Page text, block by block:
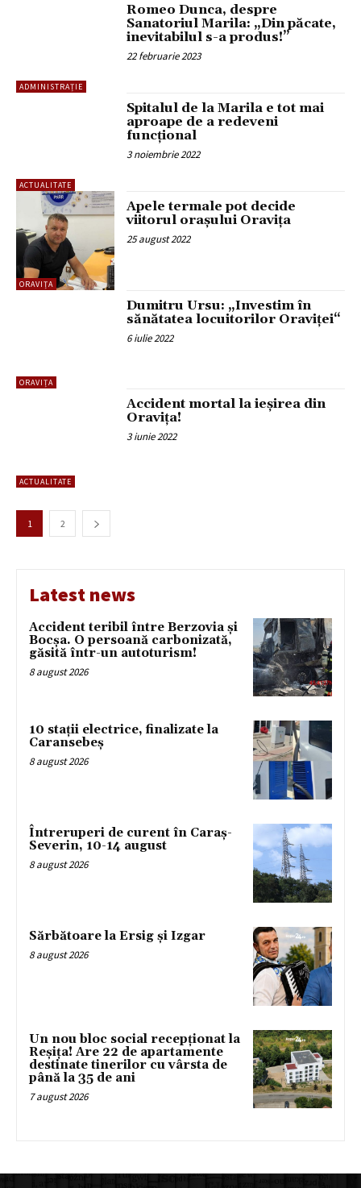
ADMINISTRAȚIE
Romeo Dunca, despre
Sanatoriul Marila: „Din păcate,
inevitabilul s-a produs!”
22 februarie 2023
ACTUALITATE
Spitalul de la Marila e tot mai
aproape de a redeveni
funcțional
3 noiembrie 2022
ORAVIȚA
Apele termale pot decide
viitorul orașului Oravița
25 august 2022
ORAVIȚA
Dumitru Ursu: „Investim în
sănătatea locuitorilor Oraviței“
6 iulie 2022
ACTUALITATE
Accident mortal la ieșirea din
Oravița!
3 iunie 2022
1 2
Latest news
Accident teribil între Berzovia și
Bocșa. O persoană carbonizată,
găsită într-un autoturism!
8 august 2026
10 stații electrice, finalizate la
Caransebeș
8 august 2026
Întreruperi de curent în Caraș-
Severin, 10-14 august
8 august 2026
Sărbătoare la Ersig și Izgar
8 august 2026
Un nou bloc social recepționat la
Reșița! Are 22 de apartamente
destinate tinerilor cu vârsta de
până la 35 de ani
7 august 2026